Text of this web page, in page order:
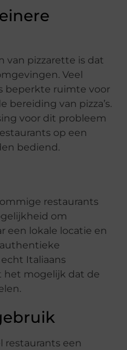
van pizzarette is dat
Veel
beperkte ruimte voor
bereiding van pizza’s.
voor dit probleem
op een
bediend.
restaurants
om
een lokale locatie en
Italiaans
het mogelijk dat de
restaurants een